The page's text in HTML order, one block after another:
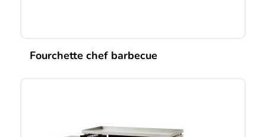
Fourchette chef barbecue